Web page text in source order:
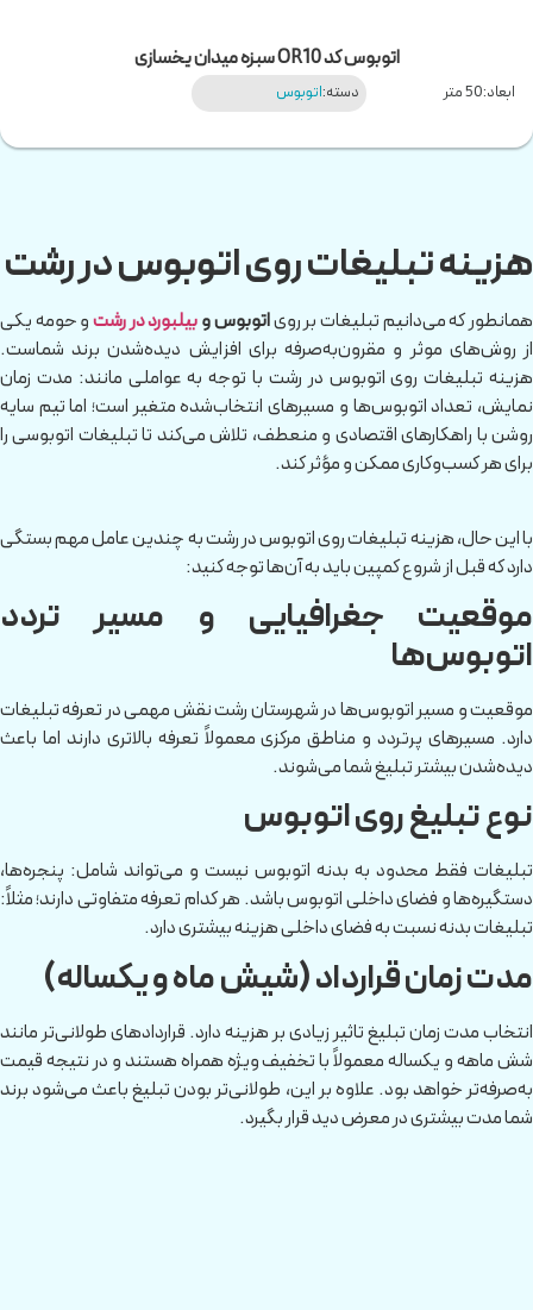
اتوبوس کد OR10 سبزه میدان یخسازی
ابعاد:50 متر دسته:اتوبوس
هزینه تبلیغات روی اتوبوس در رشت
همانطور که می‌دانیم تبلیغات بر رویاتوبوس‌ وبیلبورد در رشتو حومه یکی
از روش‌های موثر و مقرون‌به‌صرفه برای افزایش دیده‌شدن برند شماست.
هزینه تبلیغات روی اتوبوس در رشت با توجه به عواملی مانند: مدت زمان
نمایش، تعداد اتوبوس‌ها و مسیرهای انتخاب‌شده متغیر است؛ اما تیم سایه
روشن با راهکارهای اقتصادی و منعطف، تلاش می‌کند تا تبلیغات اتوبوسی را
برای هر کسب‌وکاری ممکن و مؤثر کند.
با این حال، هزینه تبلیغات روی اتوبوس در رشت به چندین عامل مهم بستگی
دارد که قبل از شروع کمپین باید به آن‌ها توجه کنید:
موقعیت جغرافیایی و مسیر تردد
اتوبوس‌ها
موقعیت و مسیر اتوبوس‌ها در شهرستان رشت نقش مهمی در تعرفه تبلیغات
دارد. مسیرهای پرتردد و مناطق مرکزی معمولاً تعرفه بالاتری دارند اما باعث
دیده‌شدن بیشتر تبلیغ شما می‌شوند.
نوع تبلیغ روی اتوبوس
تبلیغات فقط محدود به بدنه اتوبوس نیست و می‌تواند شامل: پنجره‌ها،
دستگیره‌ها و فضای داخلی اتوبوس باشد. هر کدام تعرفه متفاوتی دارند؛ مثلاً:
تبلیغات بدنه نسبت به فضای داخلی هزینه بیشتری دارد.
مدت زمان قرارداد (شیش ماه و یکساله)
انتخاب مدت زمان تبلیغ تاثیر زیادی بر هزینه دارد. قراردادهای طولانی‌تر مانند
شش ماهه و یکساله معمولاً با تخفیف ویژه همراه هستند و در نتیجه قیمت
به‌صرفه‌تر خواهد بود. علاوه بر این، طولانی‌تر بودن تبلیغ باعث می‌شود برند
شما مدت بیشتری در معرض دید قرار بگیرد.